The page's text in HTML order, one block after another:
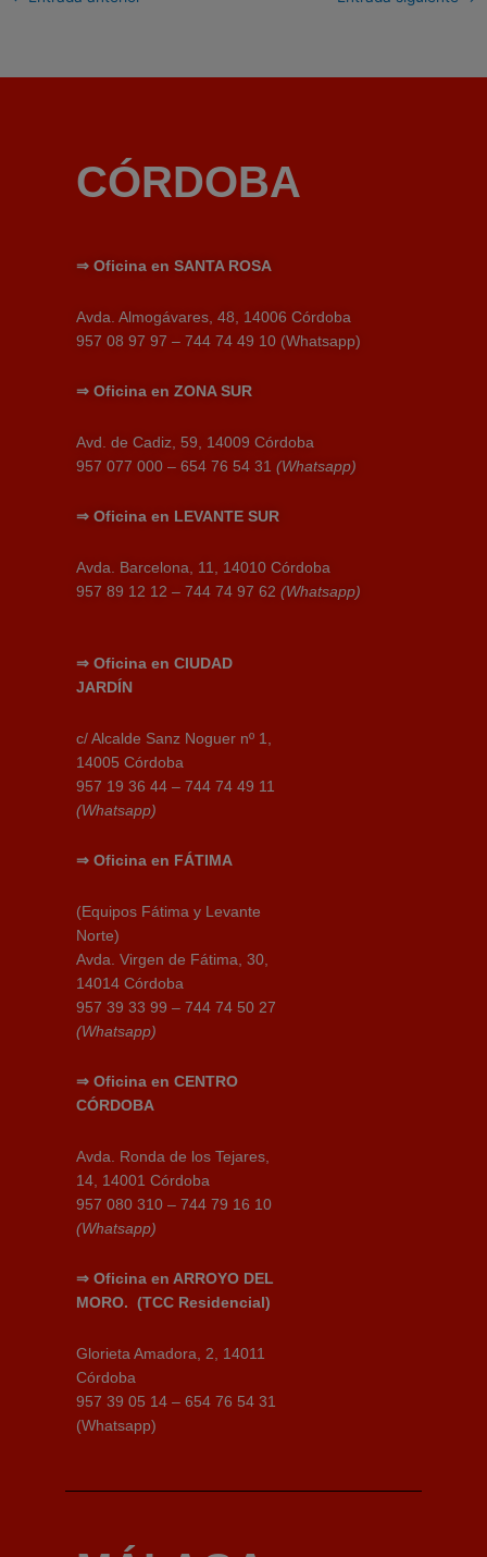
CÓRDOBA
⇒ Oficina en SANTA ROSA
Avda. Almogávares, 48, 14006 Córdoba
957 08 97 97 – 744 74 49 10 (Whatsapp)
⇒ Oficina en ZONA SUR
Avd. de Cadiz, 59, 14009 Córdoba
957 077 000 – 654 76 54 31 (Whatsapp)
⇒ Oficina en LEVANTE SUR
Avda. Barcelona, 11, 14010 Córdoba
957 89 12 12 – 744 74 97 62 (Whatsapp)
⇒ Oficina en CIUDAD
JARDÍN
c/ Alcalde Sanz Noguer nº 1,
14005 Córdoba
957 19 36 44 – 744 74 49 11
(Whatsapp)
⇒ Oficina en FÁTIMA
(Equipos Fátima y Levante
Norte)
Avda. Virgen de Fátima, 30,
14014 Córdoba
957 39 33 99 – 744 74 50 27
(Whatsapp)
⇒ Oficina en CENTRO
CÓRDOBA
Avda. Ronda de los Tejares,
14, 14001 Córdoba
957 080 310 – 744 79 16 10
(Whatsapp)
⇒ Oficina en ARROYO DEL
MORO. (TCC Residencial)
Glorieta Amadora, 2, 14011
Córdoba
957 39 05 14 – 654 76 54 31
(Whatsapp)